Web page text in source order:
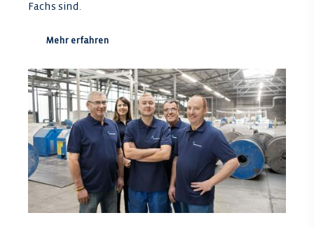
Fachs sind.
Mehr erfahren